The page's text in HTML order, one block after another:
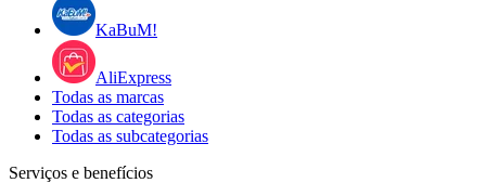
KaBuM!
AliExpress
Todas as marcas
Todas as categorias
Todas as subcategorias
Serviços e benefícios